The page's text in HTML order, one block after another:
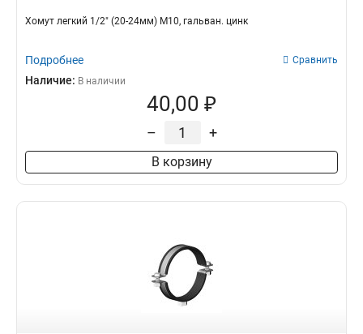
Хомут легкий 1/2" (20-24мм) М10, гальван. цинк
Подробнее Сравнить
Наличие: В наличии
40,00 ₽
– +
В корзину